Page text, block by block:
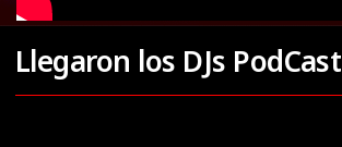
Llegaron los DJs PodCast